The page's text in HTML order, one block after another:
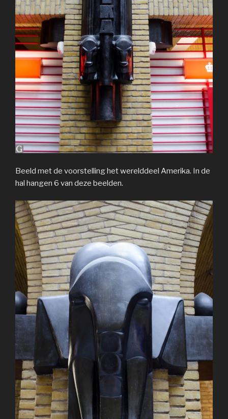
Beeld met de voorstelling het werelddeel Amerika. In de
hal hangen 6 van deze beelden.